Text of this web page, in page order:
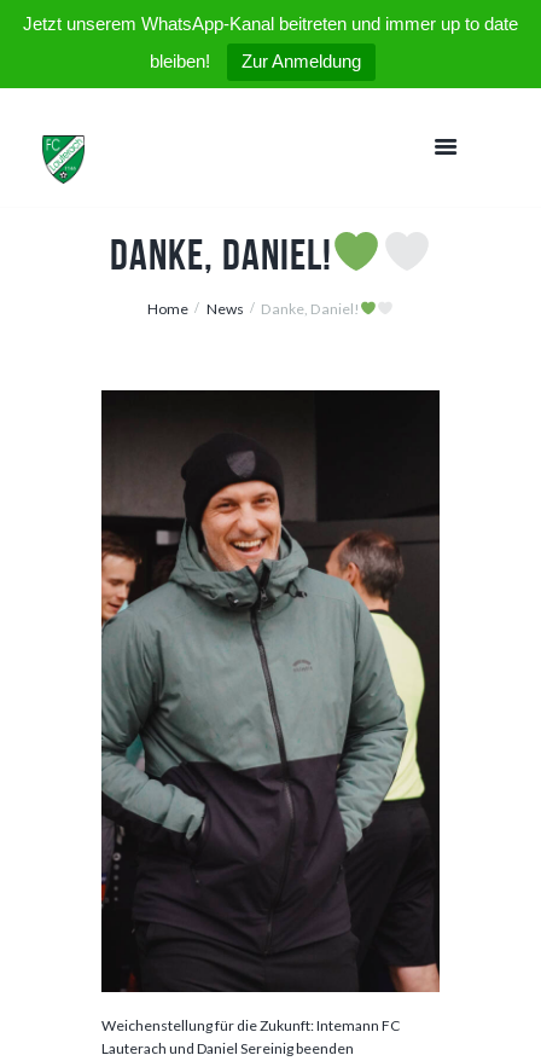
Jetzt unserem WhatsApp-Kanal beitreten und immer up to date
bleiben!
Zur Anmeldung
Danke, Daniel!
Home News Danke, Daniel!
Weichenstellung für die Zukunft: Intemann FC
Lauterach und Daniel Sereinig beenden